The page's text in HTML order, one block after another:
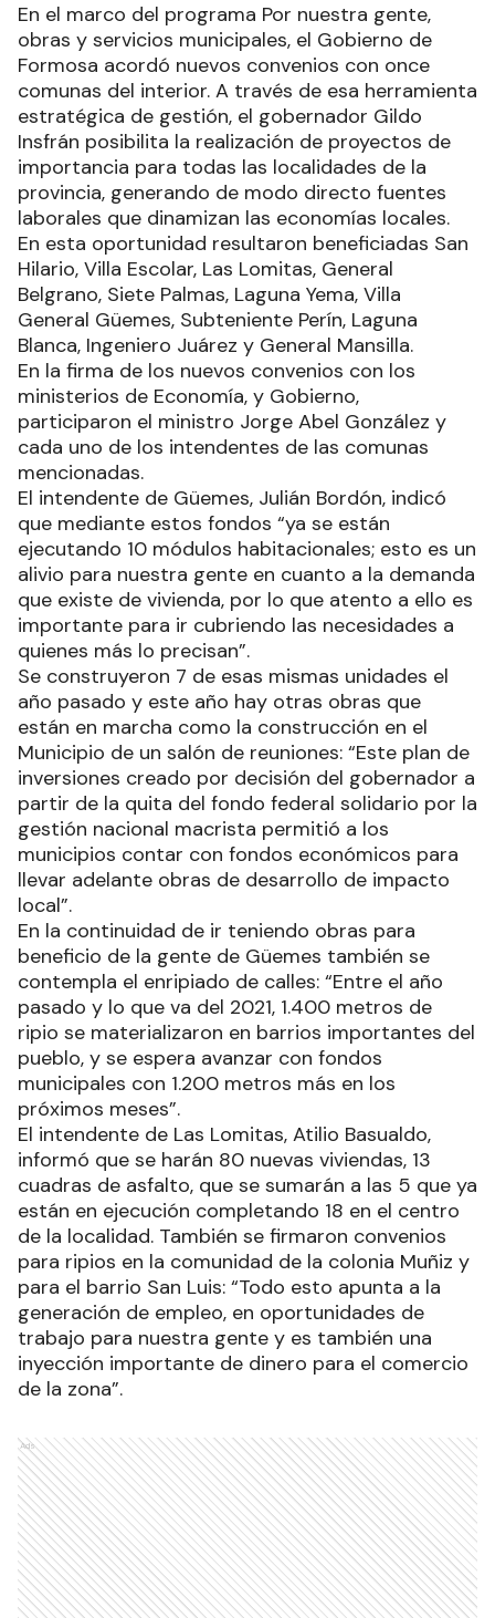
En el marco del programa Por nuestra gente,
obras y servicios municipales, el Gobierno de
Formosa acordó nuevos convenios con once
comunas del interior. A través de esa herramienta
estratégica de gestión, el gobernador Gildo
Insfrán posibilita la realización de proyectos de
importancia para todas las localidades de la
provincia, generando de modo directo fuentes
laborales que dinamizan las economías locales.
En esta oportunidad resultaron beneficiadas San
Hilario, Villa Escolar, Las Lomitas, General
Belgrano, Siete Palmas, Laguna Yema, Villa
General Güemes, Subteniente Perín, Laguna
Blanca, Ingeniero Juárez y General Mansilla.
En la firma de los nuevos convenios con los
ministerios de Economía, y Gobierno,
participaron el ministro Jorge Abel González y
cada uno de los intendentes de las comunas
mencionadas.
El intendente de Güemes, Julián Bordón, indicó
que mediante estos fondos “ya se están
ejecutando 10 módulos habitacionales; esto es un
alivio para nuestra gente en cuanto a la demanda
que existe de vivienda, por lo que atento a ello es
importante para ir cubriendo las necesidades a
quienes más lo precisan”.
Se construyeron 7 de esas mismas unidades el
año pasado y este año hay otras obras que
están en marcha como la construcción en el
Municipio de un salón de reuniones: “Este plan de
inversiones creado por decisión del gobernador a
partir de la quita del fondo federal solidario por la
gestión nacional macrista permitió a los
municipios contar con fondos económicos para
llevar adelante obras de desarrollo de impacto
local”.
En la continuidad de ir teniendo obras para
beneficio de la gente de Güemes también se
contempla el enripiado de calles: “Entre el año
pasado y lo que va del 2021, 1.400 metros de
ripio se materializaron en barrios importantes del
pueblo, y se espera avanzar con fondos
municipales con 1.200 metros más en los
próximos meses”.
El intendente de Las Lomitas, Atilio Basualdo,
informó que se harán 80 nuevas viviendas, 13
cuadras de asfalto, que se sumarán a las 5 que ya
están en ejecución completando 18 en el centro
de la localidad. También se firmaron convenios
para ripios en la comunidad de la colonia Muñiz y
para el barrio San Luis: “Todo esto apunta a la
generación de empleo, en oportunidades de
trabajo para nuestra gente y es también una
inyección importante de dinero para el comercio
de la zona”.
Ads